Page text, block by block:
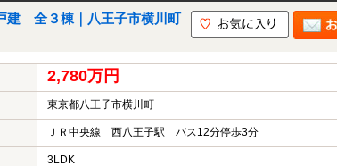
建 全３棟｜八王子市横川町
2,780万円
東京都八王子市横川町
ＪＲ中央線 西八王子駅 バス12分停歩3分
3LDK